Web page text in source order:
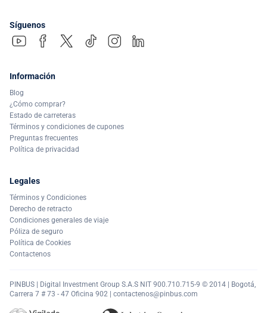
Síguenos
Información
Blog
¿Cómo comprar?
Estado de carreteras
Términos y condiciones de cupones
Preguntas frecuentes
Política de privacidad
Legales
Términos y Condiciones
Derecho de retracto
Condiciones generales de viaje
Póliza de seguro
Política de Cookies
Contactenos
PINBUS | Digital Investment Group S.A.S NIT 900.710.715-9 © 2014 | Bogotá,
Carrera 7 # 73 - 47 Oficina 902 | contactenos@pinbus.com